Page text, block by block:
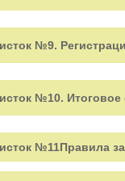
№9.
№10. Итоговое
№11Правила